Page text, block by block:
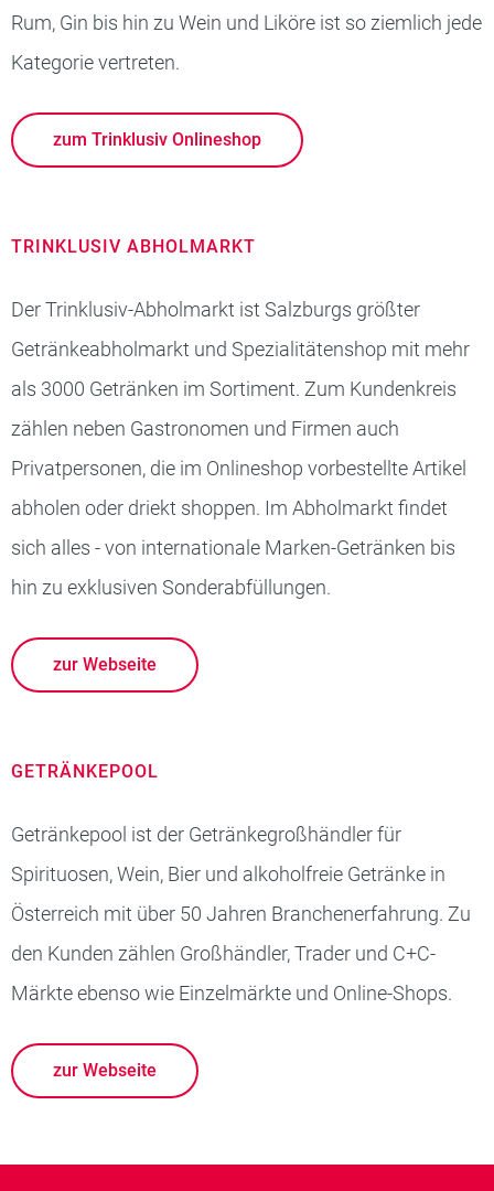
Rum, Gin bis hin zu Wein und Liköre ist so ziemlich jede
Kategorie vertreten.
zum Trinklusiv Onlineshop
TRINKLUSIV ABHOLMARKT
Der Trinklusiv-Abholmarkt ist Salzburgs größter
Getränkeabholmarkt und Spezialitätenshop mit mehr
als 3000 Getränken im Sortiment. Zum Kundenkreis
zählen neben Gastronomen und Firmen auch
Privatpersonen, die im Onlineshop vorbestellte Artikel
abholen oder driekt shoppen. Im Abholmarkt findet
sich alles - von internationale Marken-Getränken bis
hin zu exklusiven Sonderabfüllungen.
zur Webseite
GETRÄNKEPOOL
Getränkepool ist der Getränkegroßhändler für
Spirituosen, Wein, Bier und alkoholfreie Getränke in
Österreich mit über 50 Jahren Branchenerfahrung. Zu
den Kunden zählen Großhändler, Trader und C+C-
Märkte ebenso wie Einzelmärkte und Online-Shops.
zur Webseite